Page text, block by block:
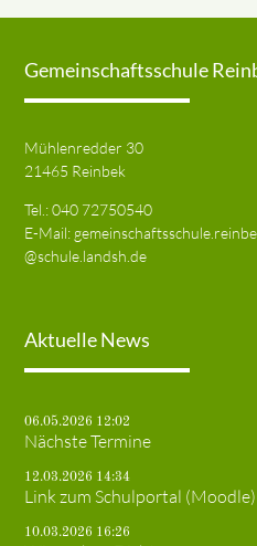
Gemeinschaftsschule
Mühlenredder 30
21465 Reinbek
Tel.:040 72750540
E-Mail:
@schule.landsh.de
Aktuelle News
06.05.2026 12:02
Nächste Termine
12.03.2026 14:34
Link zum Schulportal (Moodle)
10.03.2026 16:26